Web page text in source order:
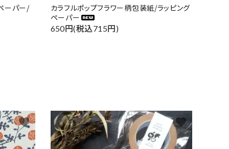
ーパー/
カラフルポップフラワー柄包装紙/ラッピング
ペーパー
650円(税込715円)
favorite favorite